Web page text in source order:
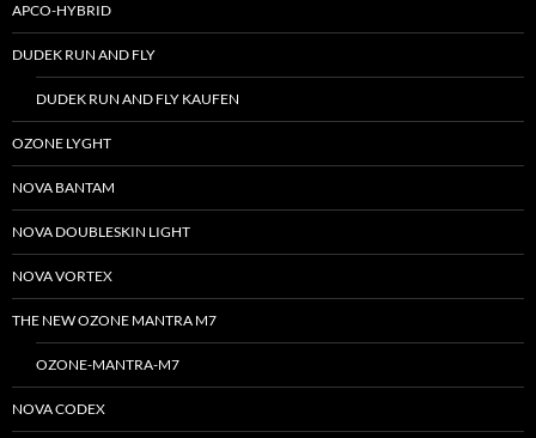
APCO-HYBRID
DUDEK RUN AND FLY
DUDEK RUN AND FLY KAUFEN
OZONE LYGHT
NOVA BANTAM
NOVA DOUBLESKIN LIGHT
NOVA VORTEX
THE NEW OZONE MANTRA M7
OZONE-MANTRA-M7
NOVA CODEX